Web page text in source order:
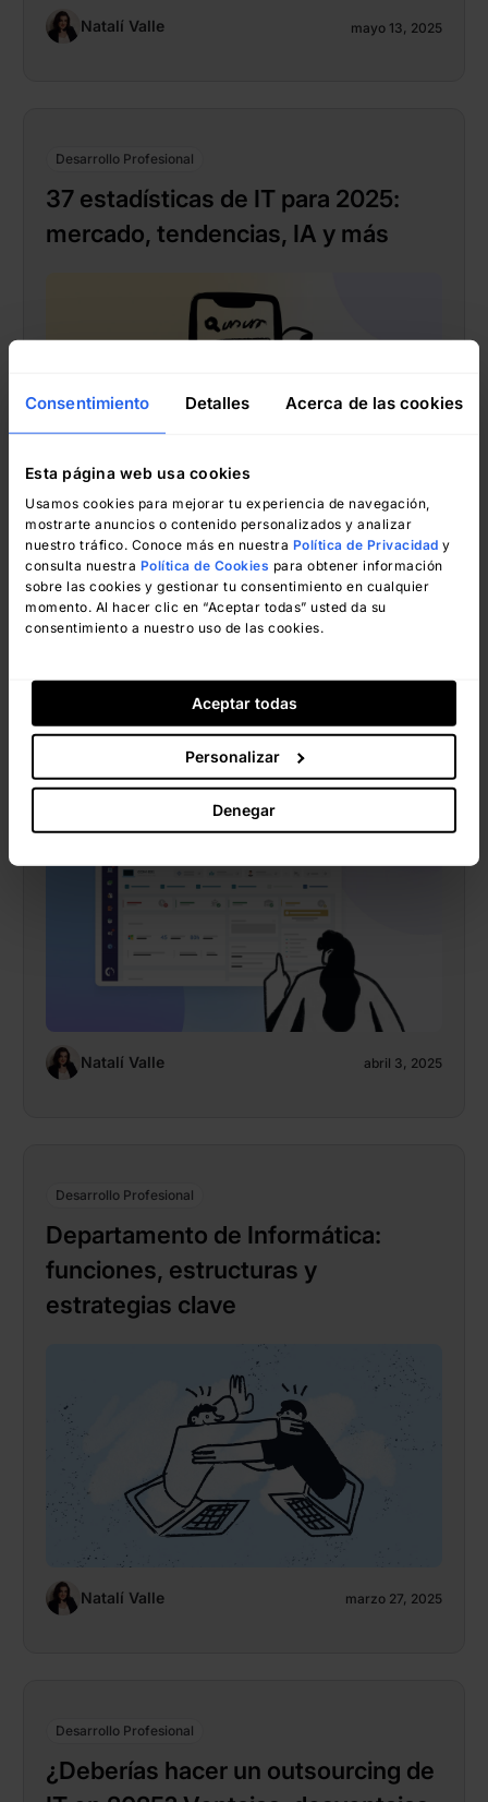
Consentimiento Detalles Acerca de las cookies
Esta página web usa cookies
Usamos cookies para mejorar tu experiencia de navegación,
mostrarte anuncios o contenido personalizados y analizar
nuestro tráfico. Conoce más en nuestra Política de Privacidad y
consulta nuestra Política de Cookies para obtener información
sobre las cookies y gestionar tu consentimiento en cualquier
momento. Al hacer clic en “Aceptar todas” usted da su
consentimiento a nuestro uso de las cookies.
Aceptar todas
Personalizar
Denegar
Natalí Valle mayo 13, 2025
Desarrollo Profesional
37 estadísticas de IT para 2025:
mercado, tendencias, IA y más
Ignacio Graglia abril 16, 2025
¿Cómo crear un departamento de
IT desde cero? Así deberían ser
sus primeros 30 días…
Natalí Valle abril 3, 2025
Desarrollo Profesional
Departamento de Informática:
funciones, estructuras y
estrategias clave
Natalí Valle marzo 27, 2025
Desarrollo Profesional
¿Deberías hacer un outsourcing de